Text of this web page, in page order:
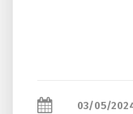
03/05/